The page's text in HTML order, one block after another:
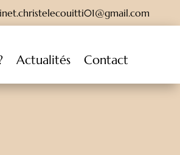
Actualités Contact